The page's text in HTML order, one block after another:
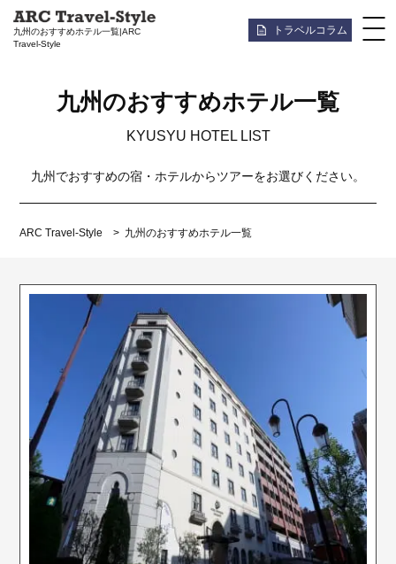
九州のおすすめホテル一覧|ARC
Travel-Style
トラベルコラム
九州のおすすめホテル一覧
KYUSYU HOTEL LIST
九州でおすすめの宿・ホテルからツアーをお選びください。
ARC Travel-Style 九州のおすすめホテル一覧